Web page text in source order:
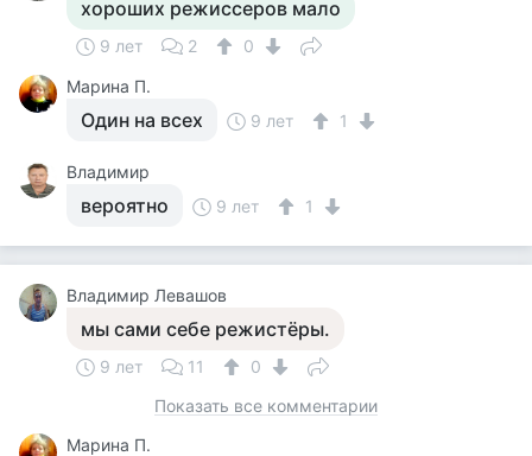
хороших режиссеров мало
9 лет 2
0
Марина П.
Один на всех 9 лет 1
Владимир
вероятно 9 лет 1
Владимир Левашов
мы сами себе режистёры.
9 лет 11
0
Показать все комментарии
Марина П.